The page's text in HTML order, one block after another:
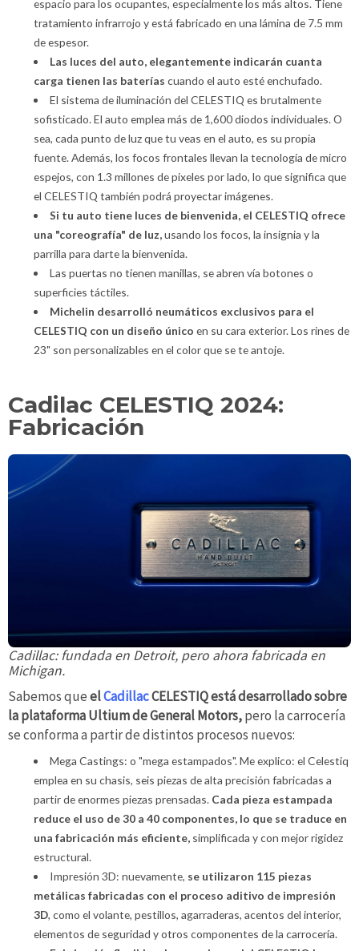
espacio para los ocupantes, especialmente los más altos. Tiene
tratamiento infrarrojo y está fabricado en una lámina de 7.5 mm
de espesor.
Las luces del auto, elegantemente indicarán cuanta
carga tienen las baterías cuando el auto esté enchufado.
El sistema de iluminación del CELESTIQ es brutalmente
sofisticado. El auto emplea más de 1,600 diodos individuales. O
sea, cada punto de luz que tu veas en el auto, es su propia
fuente. Además, los focos frontales llevan la tecnología de micro
espejos, con 1.3 millones de pixeles por lado, lo que significa que
el CELESTIQ también podrá proyectar imágenes.
Si tu auto tiene luces de bienvenida, el CELESTIQ ofrece
una "coreografía" de luz,usando los focos, la insignia y la
parrilla para darte la bienvenida.
Las puertas no tienen manillas, se abren vía botones o
superficies táctiles.
Michelin desarrolló neumáticos exclusivos para el
CELESTIQ con un diseño único en su cara exterior. Los rines de
23" son personalizables en el color que se te antoje.
Cadilac CELESTIQ 2024:
Fabricación
Cadillac: fundada en Detroit, pero ahora fabricada en
Michigan.
Sabemos queelCadillacCELESTIQ está desarrollado sobre
la plataforma Ultium de General Motors,pero la carrocería
se conforma a partir de distintos procesos nuevos:
Mega Castings: o "mega estampados". Me explico: el Celestiq
emplea en su chasis, seis piezas de alta precisión fabricadas a
partir de enormes piezas prensadas. Cada pieza estampada
reduce el uso de 30 a 40 componentes, lo que se traduce en
una fabricación más eficiente, simplificada y con mejor rigidez
estructural.
Impresión 3D: nuevamente, se utilizaron 115 piezas
metálicas fabricadas con el proceso aditivo de impresión
3D, como el volante, pestillos, agarraderas, acentos del interior,
elementos de seguridad y otros componentes de la carrocería.